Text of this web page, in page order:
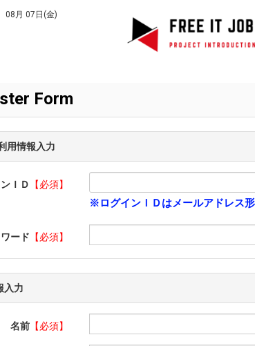
08月 07日(金)
Form
用情報入力
ＩＤ 【必須】
※ログインＩＤはメールアドレス形
ード 【必須】
入力
名前【必須】